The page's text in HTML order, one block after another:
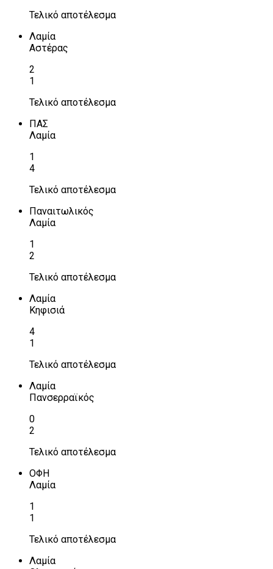
Τελικό αποτέλεσμα
Λαμία
Αστέρας
2
1
Τελικό αποτέλεσμα
ΠΑΣ
Λαμία
1
4
Τελικό αποτέλεσμα
Παναιτωλικός
Λαμία
1
2
Τελικό αποτέλεσμα
Λαμία
Κηφισιά
4
1
Τελικό αποτέλεσμα
Λαμία
Πανσερραϊκός
0
2
Τελικό αποτέλεσμα
ΟΦΗ
Λαμία
1
1
Τελικό αποτέλεσμα
Λαμία